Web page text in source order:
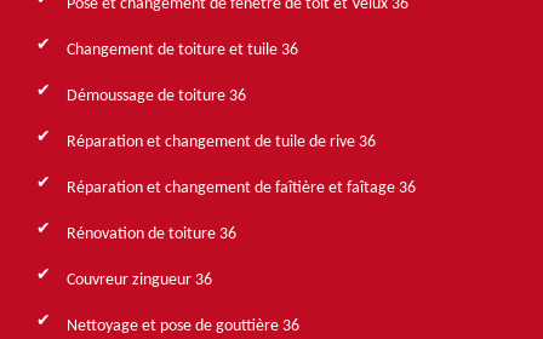
Pose et changement de fenêtre de toit et Velux 36
Changement de toiture et tuile 36
Démoussage de toiture 36
Réparation et changement de tuile de rive 36
Réparation et changement de faîtière et faîtage 36
Rénovation de toiture 36
Couvreur zingueur 36
Nettoyage et pose de gouttière 36